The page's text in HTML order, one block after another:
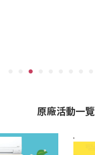
原廠活動一覽